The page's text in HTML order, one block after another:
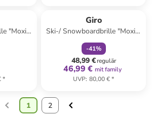
"Moxie"
*
Giro
Ski-/ Snowboardbrille "Moxie"
in Gold/ Weiß
-41%
48,99 €regulär
46,99 € mit family
UVP: 80,00 €*
1 2